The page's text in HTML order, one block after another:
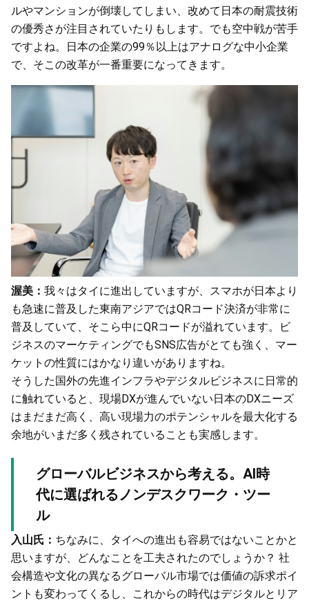
ルやマンションが倒壊してしまい、改めて日本の耐震技術
の優秀さが注目されていたりもします。でも空中戦が苦手
ですよね。日本の企業の99％以上はアナログな中小企業
で、そこの改革が一番重要になってきます。
渥美： 我々はタイに進出していますが、スマホが日本より
も急速に普及した東南アジアではQRコード決済が非常に
普及していて、そこら中にQRコードが溢れています。ビ
ジネスのマーケティングでもSNS広告がとても強く、マー
ケットの性質にはかなり違いがありますね。
そうした国外の先進インフラやデジタルビジネスに日常的
に触れていると、現場DXが進んでいない日本のDXニーズ
はまだまだ高く、高い現場力のポテンシャルを最大化する
余地がいまだ多く残されていることも実感します。
グローバルビジネスから考える。AI時
代に選ばれるノンデスクワーク・ツー
ル
入山氏： ちなみに、タイへの進出も容易ではないことかと
思いますが、どんなことを工夫されたのでしょうか？ 社
会構造や文化の異なるグローバル市場では価値の訴求ポイ
ントも変わってくるし、これからの時代はデジタルとリア